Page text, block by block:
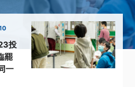
投
罷
一